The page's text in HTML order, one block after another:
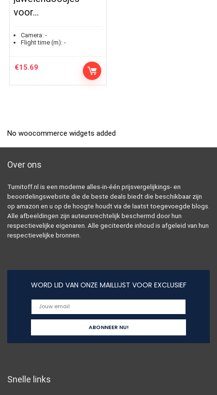
voor…
Camera: -
Flight time (m): -
€15.69
No woocommerce widgets added
Over ons
Turnitoff.nl is een moderne alles-in-één prijsvergelijkings- en
beoordelingswebsite die de beste deals biedt die beschikbaar zijn
op amazon en u op de hoogte houdt via de laatst toegevoegde blogs.
Alle afbeeldingen zijn auteursrechtelijk beschermd door hun
respectievelijke eigenaren. Alle geciteerde inhoud is afgeleid van hun
respectievelijke bronnen.
WORD LID VAN ONZE MAILLIJST VOOR EXCLUSIEF
Snelle links